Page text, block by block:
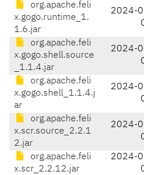
org.apache.feli
x.gogo.runtime_1.
1.6.jar
2024-
org.apache.feli
x.gogo.shell.source
_1.1.4.jar
2024-
org.apache.feli
x.gogo.shell_1.1.4.j
ar
2024-
org.apache.feli
x.scr.source_2.2.1
2.jar
2024-
org.apache.feli
x.scr_2.2.12.jar
2024-